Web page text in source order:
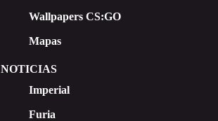
Wallpapers CS:GO
Mapas
NOTICIAS
Imperial
Furia